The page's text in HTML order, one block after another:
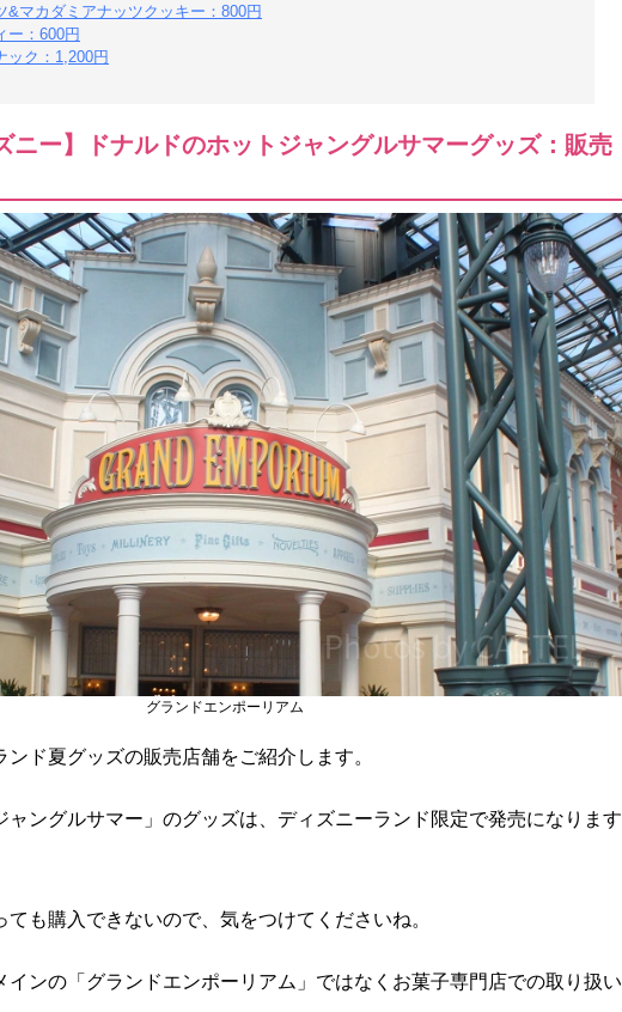
マカダミアナッツクッキー：800円
：600円
ク：1,200円
ニー】ドナルドのホットジャングルサマーグッズ：販売
グランドエンポーリアム
ンド夏グッズの販売店舗をご紹介します。
ャングルサマー」のグッズは、ディズニーランド限定で発売になります
も購入できないので、気をつけてくださいね。
インの「グランドエンポーリアム」ではなくお菓子専門店での取り扱い